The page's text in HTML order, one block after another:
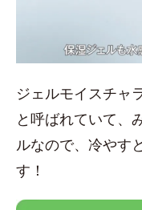
ジェルモイスチャ
と呼ばれていて、
ルなので、冷やす
す！